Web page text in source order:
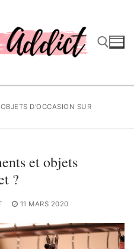
D’OCCASION SUR
et objets
?
11 MARS 2020